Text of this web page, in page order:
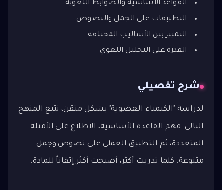
القواعد الأساسية والضوابط اللغوية
التطبيقات على الجمل والنصوص
التمييز بين الأساليب المختلفة
القدرة على التحليل اللغوي
شرح تفصيلي
لدراسة "الكيمياء العضوية" بشكل متقن، نتبع المنهج
التالي: فهم القاعدة الأساسية، الاطلاع على الأمثلة
المتعددة، ثم التطبيق العملي على نصوص وجمل
متنوعة. كلما تدربت أكثر، أصبحت أكثر إتقاناً للمادة.